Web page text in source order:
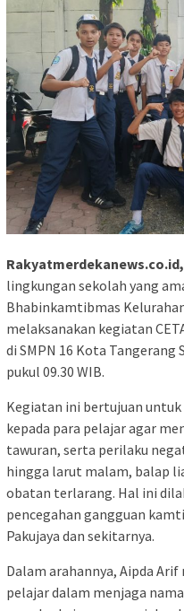
Rakyatmerdekanews.co.id,
lingkungan sekolah yang
Bhabinkamtibmas
melaksanakan kegiatan
di SMPN 16 Kota Tangerang
pukul 09.30 WIB.
Kegiatan ini bertujuan
kepada para pelajar agar
tawuran, serta perilaku
hingga larut malam, balap
obatan terlarang. Hal ini
pencegahan gangguan
Pakujaya dan sekitarnya.
Dalam arahannya, Aipda
pelajar dalam menjaga